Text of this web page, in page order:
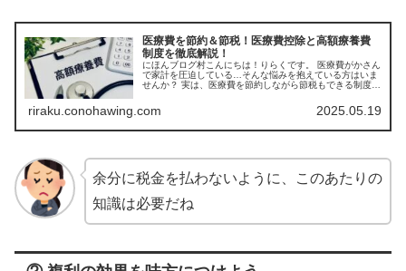
医療費を節約＆節税！医療費控除と高額療養費
制度を徹底解説！
にほんブログ村こんにちは！りらくです。 医療費がかさん
で家計を圧迫している…そんな悩みを抱えている方はいま
せんか？ 実は、医療費を節約しながら節税もできる制度が
riraku.conohawing.com 2025.05.19
余分に税金を払わないように、このあたりの
知識は必要だね